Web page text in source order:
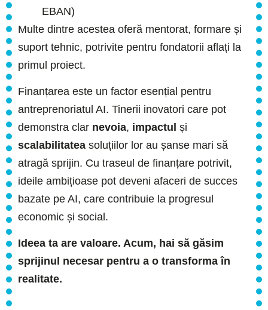
EBAN)
Multe dintre acestea oferă mentorat, formare și
suport tehnic, potrivite pentru fondatorii aflați la
primul proiect.
Finanțarea este un factor esențial pentru
antreprenoriatul AI. Tinerii inovatori care pot
demonstra clar nevoia, impactul și
scalabilitatea soluțiilor lor au șanse mari să
atragă sprijin. Cu traseul de finanțare potrivit,
ideile ambițioase pot deveni afaceri de succes
bazate pe AI, care contribuie la progresul
economic și social.
Ideea ta are valoare. Acum, hai să găsim
sprijinul necesar pentru a o transforma în
realitate.